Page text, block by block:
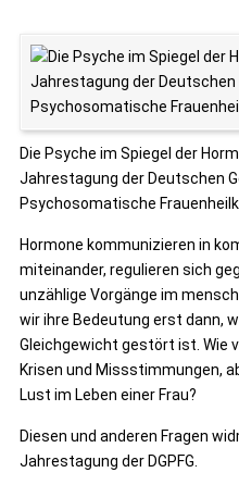
Die Psyche im Spiegel der
Jahrestagung der Deutschen
Psychosomatische
Hormone kommunizieren in
miteinander, regulieren sich
unzählige Vorgänge im
wir ihre Bedeutung erst dann,
Gleichgewicht gestört ist. Wie
Krisen und Missstimmungen,
Lust im Leben einer Frau?
Diesen und anderen Fragen
Jahrestagung der DGPFG.